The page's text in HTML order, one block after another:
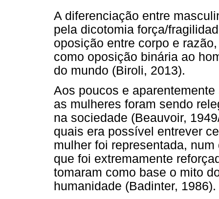
A diferenciação entre
pela dicotomia força/
oposição entre corpo e
como oposição binária ao
do mundo (Biroli, 2013).
Aos poucos e
as mulheres foram sendo
na sociedade (Beauvoir,
quais era possível entrever
mulher foi representada,
que foi extremamente
tomaram como base o mito
humanidade (Badinter, 1986).